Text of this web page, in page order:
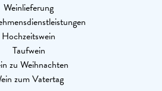
Weinlieferung
Hochzeitswein
Taufwein
zu Weihnachten
zum Vatertag